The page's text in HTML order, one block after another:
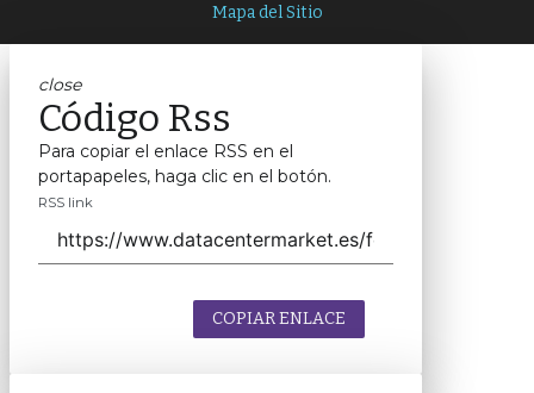
Mapa del Sitio
close
Código Rss
Para copiar el enlace RSS en el
portapapeles, haga clic en el botón.
RSS link
COPIAR ENLACE